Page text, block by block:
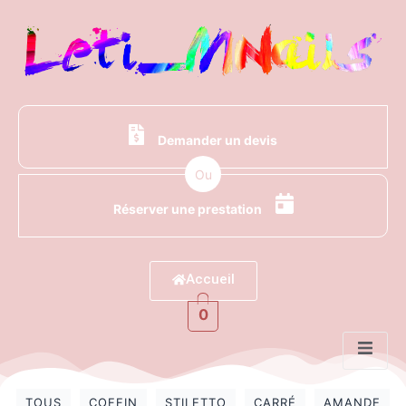
Demander un devis
Ou
Réserver une prestation
Accueil
0
TOUS COFFIN STILETTO CARRÉ AMANDE